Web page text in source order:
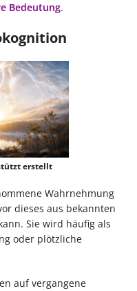
Bedeutung.
erstellt
Wahrnehmung
dieses aus bekannten
Sie wird häufig als
oder plötzliche
auf vergangene